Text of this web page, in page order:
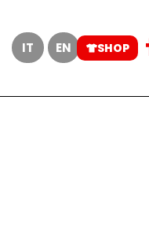
IT EN SHOP